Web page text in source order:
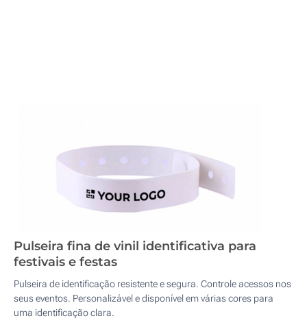
Pulseira fina de vinil identificativa para
festivais e festas
Pulseira de identificação resistente e segura. Controle acessos nos
seus eventos. Personalizável e disponível em várias cores para
uma identificação clara.